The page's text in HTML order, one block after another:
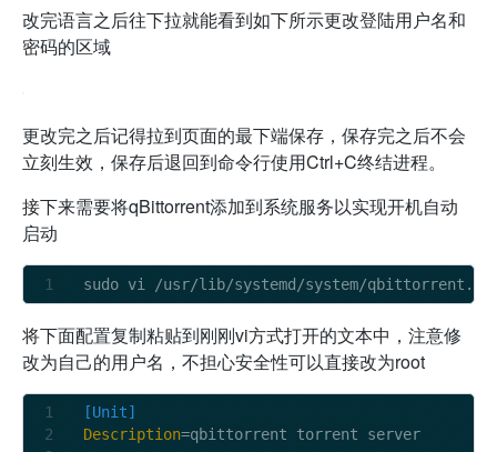
改完语言之后往下拉就能看到如下所示更改登陆用户名和
密码的区域
更改完之后记得拉到页面的最下端保存，保存完之后不会
立刻生效，保存后退回到命令行使用Ctrl+C终结进程。
接下来需要将qBittorrent添加到系统服务以实现开机自动
启动
sudo vi /usr/lib/systemd /system/
将下面配置复制粘贴到刚刚vi方式打开的文本中，注意修
改为自己的用户名，不担心安全性可以直接改为root
[Unit]
Description=qbittorrent torrent server